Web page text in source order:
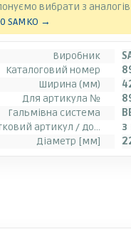
вибрати з аналогів
SAMKO →
Виробник
Каталоговий номер
Ширина (мм)
Для артикула №
Гальмівна система
Додатковий артикул / додаткова інформація 2
з
Діаметр [мм]